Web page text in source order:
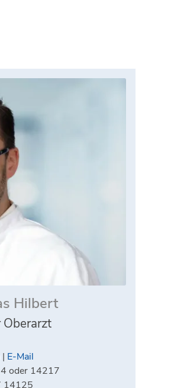
Hilbert
E-Mail
oder 14217
14125